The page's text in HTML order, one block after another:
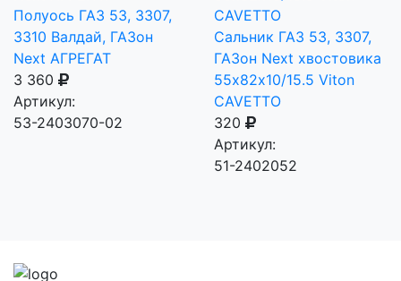
Полуось ГАЗ 53, 3307,
3310 Валдай, ГАЗон
Next АГРЕГАТ
3 360
Артикул:
53-2403070-02
Сальник ГАЗ 53, 3307,
ГАЗон Next хвостовика
55х82х10/15.5 Viton
CAVETTO
320
Артикул:
51-2402052